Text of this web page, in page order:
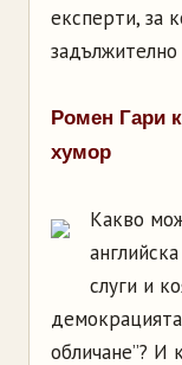
експерти, за
Ромен Гари
хумор
Какво
слуги и
обличане”? И